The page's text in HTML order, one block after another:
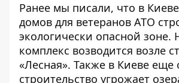
Ранее мы писали, что в Киеве
домов для ветеранов АТО
экологически опасной зоне.
комплекс возводится возле
«Лесная». Также в Киеве еще
строительство угрожает